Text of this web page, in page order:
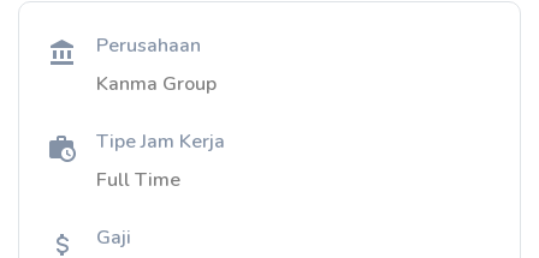
Perusahaan
Kanma Group
Tipe Jam Kerja
Full Time
Gaji